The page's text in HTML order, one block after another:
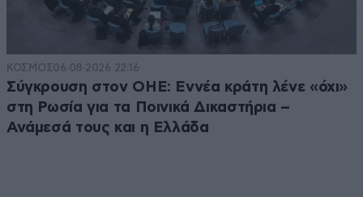
ΚΟΣΜΟΣ06·08·2026 22:16
Σύγκρουση στον ΟΗΕ: Εννέα κράτη λένε «όχι»
στη Ρωσία για τα Ποινικά Δικαστήρια –
Ανάμεσά τους και η Ελλάδα